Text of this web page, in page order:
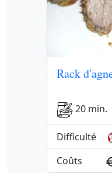
Rack
20
Difficulté
Coûts